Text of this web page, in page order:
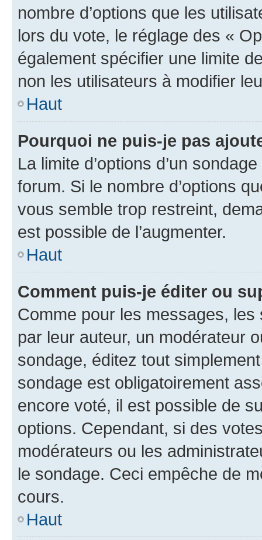
nombre d’options que les
lors du vote, le réglage des «
également spécifier une limite
non les utilisateurs à modifier
Haut
Pourquoi ne puis-je pas
La limite d’options d’un
forum. Si le nombre d’options
vous semble trop restreint,
est possible de l’augmenter.
Haut
Comment puis-je éditer ou
Comme pour les messages,
par leur auteur, un modérateur
sondage, éditez tout
sondage est obligatoirement
encore voté, il est possible de
options. Cependant, si des
modérateurs ou les
le sondage. Ceci empêche de
cours.
Haut